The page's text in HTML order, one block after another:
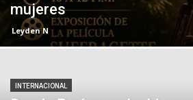
mujeres
Leyden N
INTERNACIONAL